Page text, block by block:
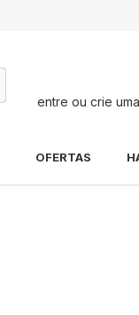
entre ou crie
OFERTAS